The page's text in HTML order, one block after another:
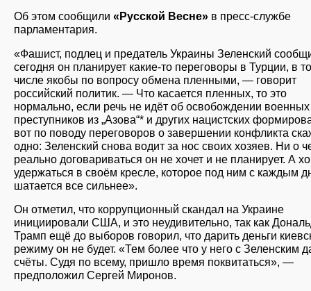
Об этом сообщили «Русской Весне» в пресс-службе
парламентария.
«Фашист, подлец и предатель Украины Зеленский
сегодня он планирует какие-то переговоры в Турции, в
числе якобы по вопросу обмена пленными, — говорит
российский политик. — Что касается пленных, то это
нормально, если речь не идёт об освобождении военных
преступников из „Азова“* и других нацистских
вот по поводу переговоров о завершении конфликта
одно: Зеленский снова водит за нос своих хозяев. Ни о
реально договариваться он не хочет и не планирует. А
удержаться в своём кресле, которое под ним с каждым
шатается все сильнее».
Он отметил, что коррупционный скандал на Украине
инициировали США, и это неудивительно, так как
Трамп ещё до выборов говорил, что дарить деньги
режиму он не будет. «Тем более что у него с Зеленским
счёты. Судя по всему, пришло время поквитаться», —
предположил Сергей Миронов.